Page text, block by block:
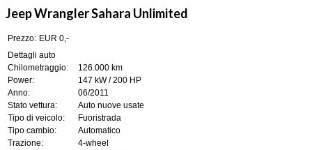
Jeep Wrangler Sahara Unlimited
Prezzo: EUR 0,-
Dettagli auto
Chilometraggio:
126.000 km
Power:
147 kW / 200 HP
Anno:
06/2011
Stato vettura:
Auto nuove usate
Tipo di veicolo:
Fuoristrada
Tipo cambio:
Automatico
Trazione:
4-wheel